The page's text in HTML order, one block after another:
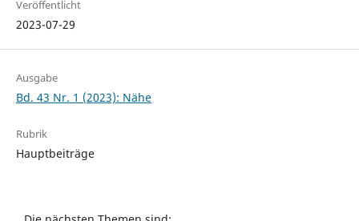
Veröffentlicht
2023-07-29
Ausgabe
Bd. 43 Nr. 1 (2023): Nähe
Rubrik
Hauptbeiträge